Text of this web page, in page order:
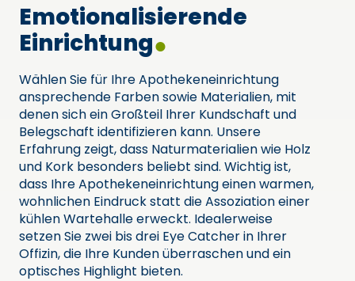
Emotionalisierende
Einrichtung
Wählen Sie für Ihre Apothekeneinrichtung
ansprechende Farben sowie Materialien, mit
denen sich ein Großteil Ihrer Kundschaft und
Belegschaft identifizieren kann. Unsere
Erfahrung zeigt, dass Naturmaterialien wie Holz
und Kork besonders beliebt sind. Wichtig ist,
dass Ihre Apothekeneinrichtung einen warmen,
wohnlichen Eindruck statt die Assoziation einer
kühlen Wartehalle erweckt. Idealerweise
setzen Sie zwei bis drei Eye Catcher in Ihrer
Offizin, die Ihre Kunden überraschen und ein
optisches Highlight bieten.